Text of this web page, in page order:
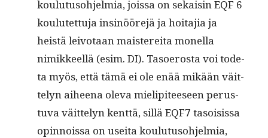
koulu­tu­so­hjelmia, jois­sa on sekaisin EQF 6
koulutet­tu­ja insinööre­jä ja hoita­jia ja
heistä leiv­otaan mais­tere­i­ta monel­la
nimik­keel­lä (esim. DI). Taso­eros­ta voi tode­
ta myös, että tämä ei ole enää mikään väit­
te­lyn aiheena ole­va mielip­i­teeseen perus­
tu­va väit­te­lyn kent­tä, sil­lä EQF7 tasoi­sis­sa
opin­nois­sa on usei­ta koulu­tu­so­hjelmia,